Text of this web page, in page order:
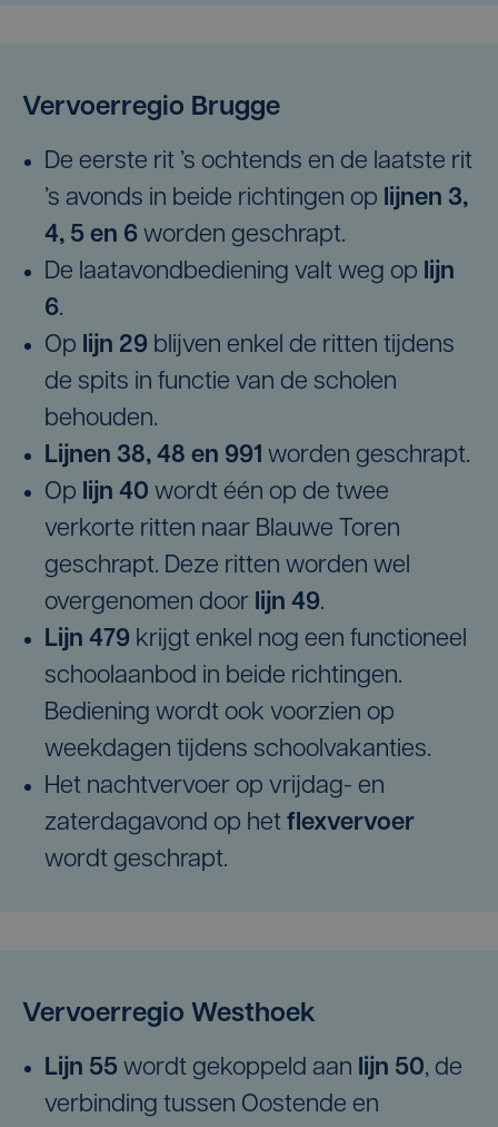
Vervoerregio Brugge
De eerste rit ’s ochtends en de laatste rit
’s avonds in beide richtingen op lijnen 3,
4, 5 en 6 worden geschrapt.
De laatavondbediening valt weg op lijn
6.
Op lijn 29 blijven enkel de ritten tijdens
de spits in functie van de scholen
behouden.
Lijnen 38, 48 en 991 worden geschrapt.
Op lijn 40 wordt één op de twee
verkorte ritten naar Blauwe Toren
geschrapt. Deze ritten worden wel
overgenomen door lijn 49.
Lijn 479 krijgt enkel nog een functioneel
schoolaanbod in beide richtingen.
Bediening wordt ook voorzien op
weekdagen tijdens schoolvakanties.
Het nachtvervoer op vrijdag- en
zaterdagavond op het flexvervoer
wordt geschrapt.
Vervoerregio Westhoek
Lijn 55 wordt gekoppeld aan lijn 50, de
verbinding tussen Oostende en